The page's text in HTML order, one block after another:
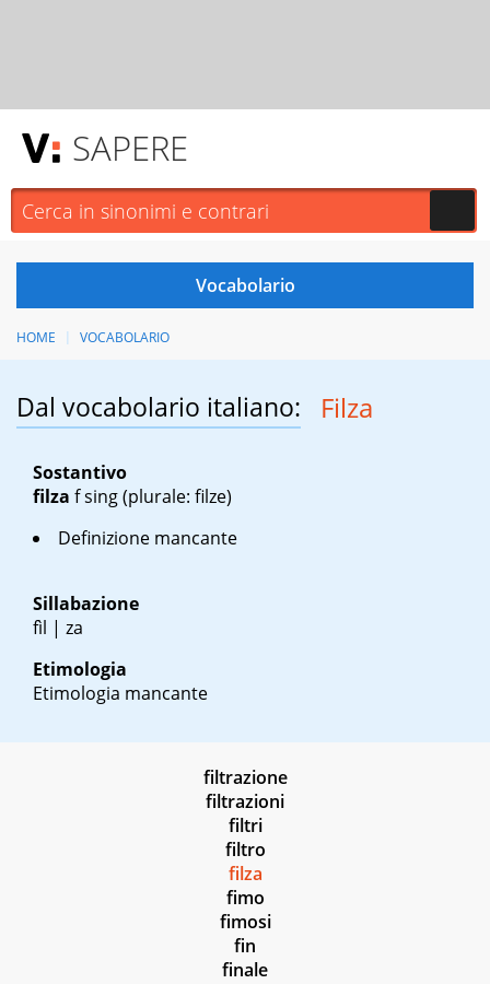
SAPERE
HOME VOCABOLARIO
Dal vocabolario italiano: Filza
Sostantivo
filza f sing(plurale: filze)
Definizione mancante
Sillabazione
fìl | za
Etimologia
Etimologia mancante
filtrazione
filtrazioni
filtri
filtro
filza
fimo
fimosi
fin
finale